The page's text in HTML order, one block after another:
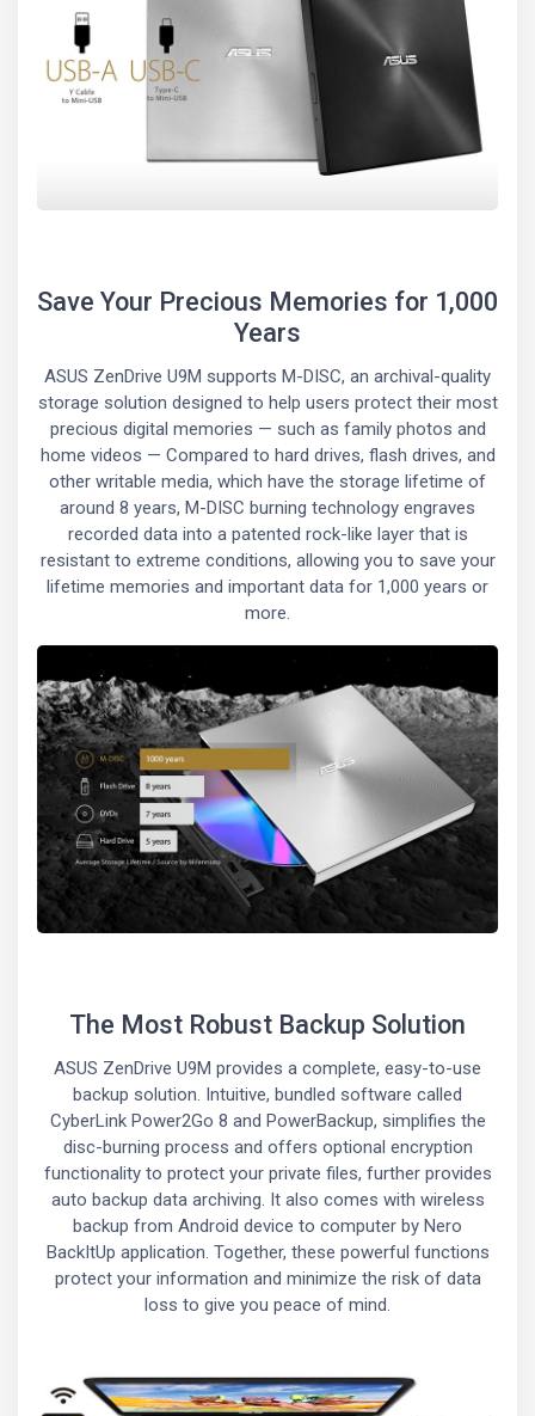
Save Your Precious Memories for 1,000
Years
ASUS ZenDrive U9M supports M-DISC, an archival-quality
storage solution designed to help users protect their most
precious digital memories — such as family photos and
home videos — Compared to hard drives, flash drives, and
other writable media, which have the storage lifetime of
around 8 years, M-DISC burning technology engraves
recorded data into a patented rock-like layer that is
resistant to extreme conditions, allowing you to save your
lifetime memories and important data for 1,000 years or
more.
The Most Robust Backup Solution
ASUS ZenDrive U9M provides a complete, easy-to-use
backup solution. Intuitive, bundled software called
CyberLink Power2Go 8 and PowerBackup, simplifies the
disc-burning process and offers optional encryption
functionality to protect your private files, further provides
auto backup data archiving. It also comes with wireless
backup from Android device to computer by Nero
BackItUp application. Together, these powerful functions
protect your information and minimize the risk of data
loss to give you peace of mind.